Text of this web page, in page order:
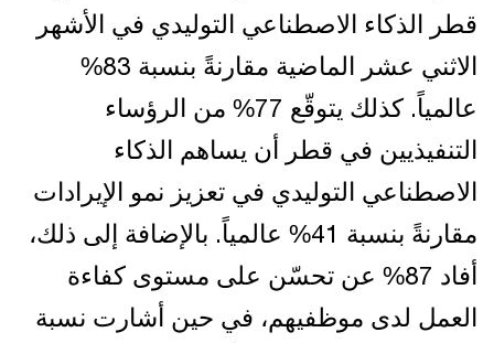
قطر الذكاء الاصطناعي التوليدي في الأشهر
الاثني عشر الماضية مقارنةً بنسبة 83%
عالمياً. كذلك يتوقّع 77% من الرؤساء
التنفيذيين في قطر أن يساهم الذكاء
الاصطناعي التوليدي في تعزيز نمو الإيرادات
مقارنةً بنسبة 41% عالمياً. بالإضافة إلى ذلك،
أفاد 87% عن تحسّن على مستوى كفاءة
العمل لدى موظفيهم، في حين أشارت نسبة